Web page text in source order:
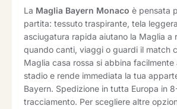
La Maglia Bayern Monaco è pensata
partita: tessuto traspirante, tela
asciugatura rapida aiutano la Maglia a
quando canti, viaggi o guardi il match
Maglia casa rossa si abbina facilmente
stadio e rende immediata la tua
Bayern. Spedizione in tutta Europa in
tracciamento. Per scegliere altre